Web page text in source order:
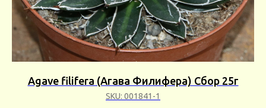
Agave filifera (Агава Филифера) Сбор 25г
SKU: 001841-1